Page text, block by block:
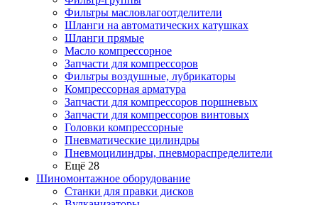
Фильтры масловлагоотделители
Шланги на автоматических катушках
Шланги прямые
Масло компрессорное
Запчасти для компрессоров
Фильтры воздушные, лубрикаторы
Компрессорная арматура
Запчасти для компрессоров поршневых
Запчасти для компрессоров винтовых
Головки компрессорные
Пневматические цилиндры
Пневмоцилиндры, пневмораспределители
Ещё 28
Шиномонтажное оборудование
Станки для правки дисков